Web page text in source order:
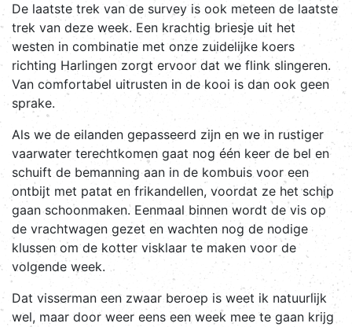
De laatste trek van de survey is ook meteen de laatste
trek van deze week. Een krachtig briesje uit het
westen in combinatie met onze zuidelijke koers
richting Harlingen zorgt ervoor dat we flink slingeren.
Van comfortabel uitrusten in de kooi is dan ook geen
sprake.
Als we de eilanden gepasseerd zijn en we in rustiger
vaarwater terechtkomen gaat nog één keer de bel en
schuift de bemanning aan in de kombuis voor een
ontbijt met patat en frikandellen, voordat ze het schip
gaan schoonmaken. Eenmaal binnen wordt de vis op
de vrachtwagen gezet en wachten nog de nodige
klussen om de kotter visklaar te maken voor de
volgende week.
Dat visserman een zwaar beroep is weet ik natuurlijk
wel, maar door weer eens een week mee te gaan krijg